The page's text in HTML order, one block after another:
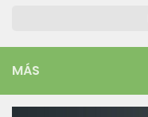
MÁS